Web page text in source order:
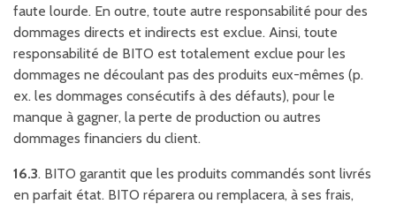
faute lourde. En outre, toute autre responsabilité pour des
dommages directs et indirects est exclue. Ainsi, toute
responsabilité de BITO est totalement exclue pour les
dommages ne découlant pas des produits eux-mêmes (p.
ex. les dommages consécutifs à des défauts), pour le
manque à gagner, la perte de production ou autres
dommages financiers du client.
16.3. BITO garantit que les produits commandés sont livrés
en parfait état. BITO réparera ou remplacera, à ses frais,